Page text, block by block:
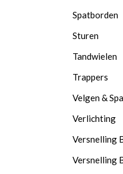
Spatborden
Sturen
Tandwielen
Trappers
Velgen &
Verlichting
Versnelling
Versnelling